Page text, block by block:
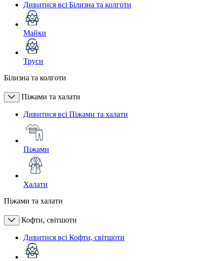
Дивитися всі Білизна та колготи
Майки
Труси
Білизна та колготи
Піжами та халати
Дивитися всі Піжами та халати
Піжами
Халати
Піжами та халати
Кофти, світшоти
Дивитися всі Кофти, світшоти